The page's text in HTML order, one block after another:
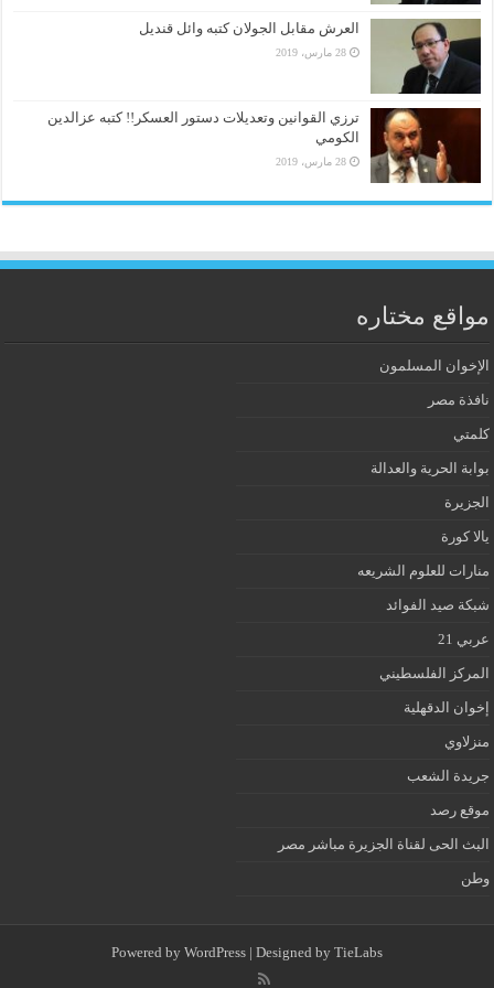
العرش مقابل الجولان كتبه وائل قنديل
28 مارس، 2019
ترزي القوانين وتعديلات دستور العسكر!! كتبه عزالدين
الكومي
28 مارس، 2019
مواقع مختاره
الإخوان المسلمون
نافذة مصر
كلمتي
بوابة الحرية والعدالة
الجزيرة
يالا كورة
منارات للعلوم الشريعه
شبكة صيد الفوائد
عربي 21
المركز الفلسطيني
إخوان الدقهلية
منزلاوي
جريدة الشعب
موقع رصد
البث الحى لقناة الجزيرة مباشر مصر
وطن
Powered by WordPress | Designed by TieLabs